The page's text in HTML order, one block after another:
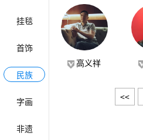
挂毯
首饰
民族
字画
非遗
高义祥
<<